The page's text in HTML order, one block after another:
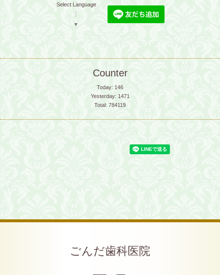
Select Language
▼
Counter
Today: 146
Yesterday: 1471
Total: 784119
ごんだ歯科医院